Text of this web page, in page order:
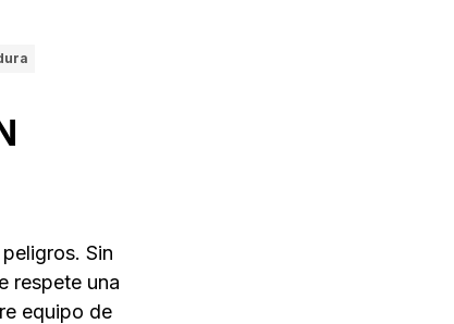
Sin
respete una
equipo de